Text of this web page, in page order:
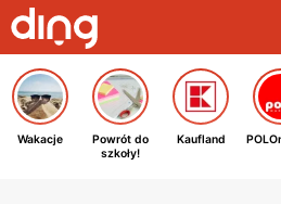
Wakacje
Powrót do
szkoły!
Kaufland